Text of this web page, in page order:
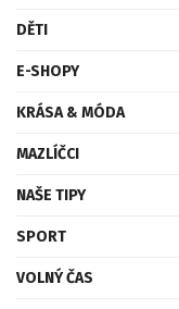
DĚTI
E-SHOPY
KRÁSA & MÓDA
MAZLÍČCI
NAŠE TIPY
SPORT
VOLNÝ ČAS